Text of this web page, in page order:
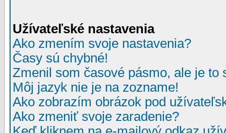
Užívateľské nastavenia
Ako zmením svoje nastavenia?
Časy sú chybné!
Zmenil som časové pásmo, ale je to
Môj jazyk nie je na zozname!
Ako zobrazím obrázok pod
Ako zmeniť svoje zaradenie?